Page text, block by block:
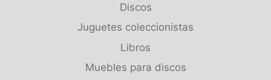
Discos
Juguetes coleccionistas
Libros
Muebles para discos